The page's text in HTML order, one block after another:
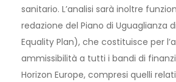
sanitario. L’analisi sarà inoltre
redazione del Piano di Uguaglianza
Equality Plan), che costituisce per
ammissibilità a tutti i bandi di
Horizon Europe, compresi quelli